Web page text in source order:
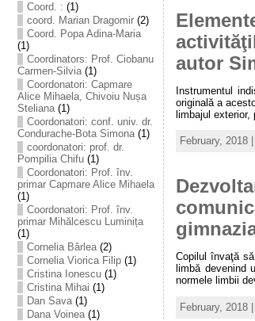
Coord. : (1)
coord. Marian Dragomir(2)
Coord. Popa Adina-Maria
(1)
Coordinators: Prof. Ciobanu
Carmen-Silvia(1)
Coordonatori: Capmare
Alice Mihaela, Chivoiu Nușa
Steliana(1)
Coordonatori: conf. univ. dr.
Condurache-Bota Simona(1)
coordonatori: prof. dr.
Pompilia Chifu(1)
Coordonatori: Prof. înv.
primar Capmare Alice Mihaela
(1)
Coordonatori: Prof. înv.
primar Mihălcescu Luminița
(1)
Cornelia Bârlea(2)
Cornelia Viorica Filip(1)
Cristina Ionescu(1)
Cristina Mihai (1)
Dan Sava(1)
Dana Voinea(1)
autor
Instrumentul
originală a
limbajul exterior,
February, 2018
Copilul învaţă
limbă devenind
normele limbii
February, 2018